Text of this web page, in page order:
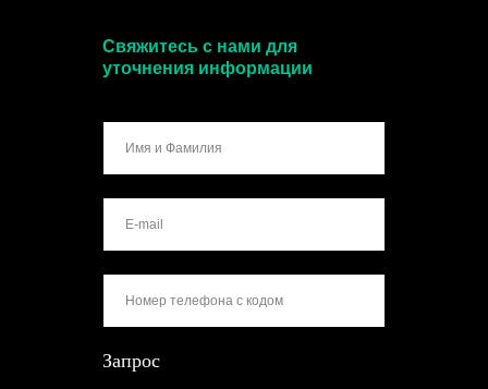
Запрос
Свяжитесь с нами для
уточнения информации